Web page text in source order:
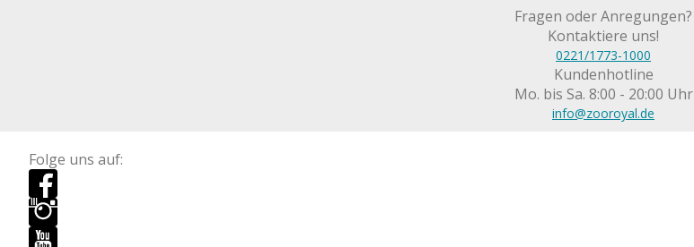
Fragen oder Anregungen?
Kontaktiere uns!
0221/1773-1000
Kundenhotline
Mo. bis Sa. 8:00 - 20:00 Uhr
info@zooroyal.de
Folge uns auf: